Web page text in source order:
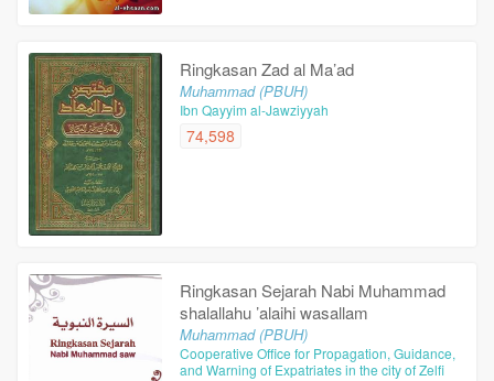
Ringkasan Zad al Ma’ad
Muhammad (PBUH)
Ibn Qayyim al-Jawziyyah
74,598
Ringkasan Sejarah Nabi Muhammad
shalallahu ’alaihi wasallam
Muhammad (PBUH)
Cooperative Office for Propagation, Guidance,
and Warning of Expatriates in the city of Zelfi